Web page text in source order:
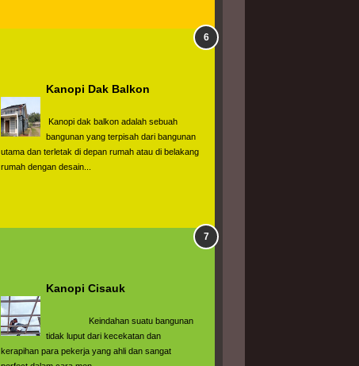
Kanopi Dak Balkon
Kanopi dak balkon adalah sebuah
bangunan yang terpisah dari bangunan
utama dan terletak di depan rumah atau di belakang
rumah dengan desain...
Kanopi Cisauk
Keindahan suatu bangunan
tidak luput dari kecekatan dan
kerapihan para pekerja yang ahli dan sangat